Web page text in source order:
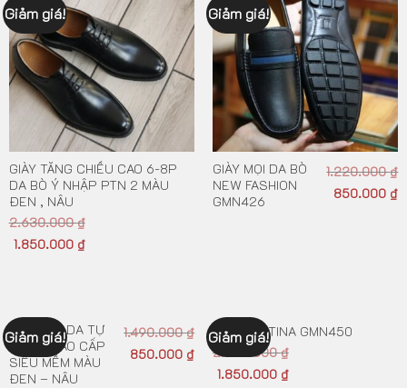
Giảm giá!
GIÀY TĂNG CHIỀU CAO 6-8P
DA BÒ Ý NHẬP PTN 2 MÀU
ĐEN , NÂU
2.630.000₫
1.850.000 ₫
Giảm giá!
GIÀY MỌI DA BÒ
NEW FASHION
GMN426
1.220.000₫
850.000 ₫
Giảm giá!
GIÀY TÂY DA TỰ
NHIÊN CAO CẤP
SIÊU MỀM MÀU
ĐEN – NÂU
1.490.000₫
850.000 ₫
Giảm giá!
GIÀY PAZTINA GMN450
2.650.000₫
1.850.000 ₫